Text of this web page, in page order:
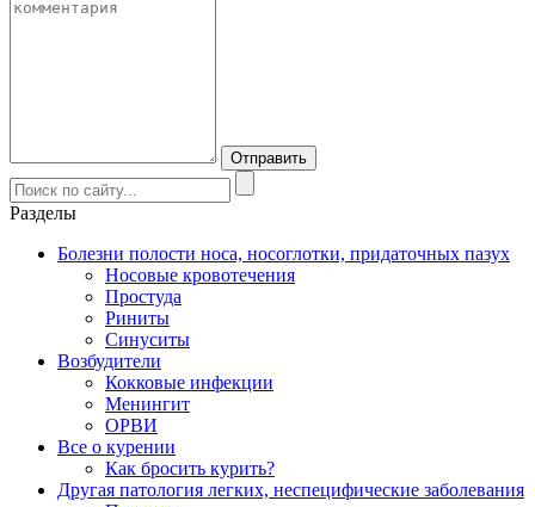
Разделы
Болезни полости носа, носоглотки, придаточных пазух
Носовые кровотечения
Простуда
Риниты
Синуситы
Возбудители
Кокковые инфекции
Менингит
ОРВИ
Все о курении
Как бросить курить?
Другая патология легких, неспецифические заболевания